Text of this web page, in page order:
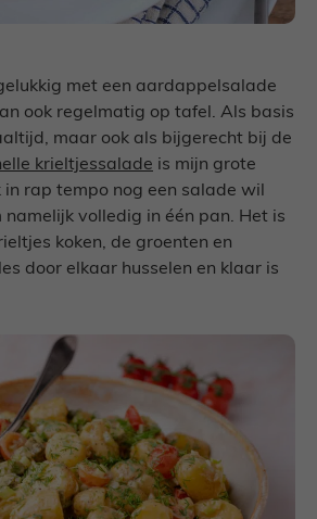
met een aardappelsalade
ook regelmatig op tafel. Als basis
maar ook als bijgerecht bij de
krieltjessalade is mijn grote
rap tempo nog een salade wil
namelijk volledig in één pan. Het is
koken, de groenten en
door elkaar husselen en klaar is